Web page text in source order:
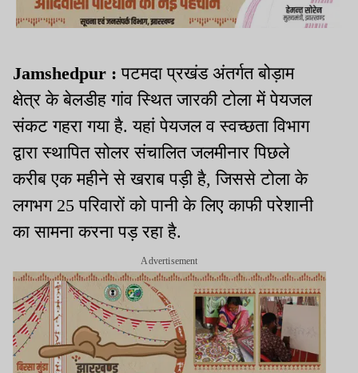
Jamshedpur : पटमदा प्रखंड अंतर्गत बोड़ाम
क्षेत्र के बेलडीह गांव स्थित जारकी टोला में पेयजल
संकट गहरा गया है. यहां पेयजल व स्वच्छता विभाग
द्वारा स्थापित सोलर संचालित जलमीनार पिछले
करीब एक महीने से खराब पड़ी है, जिससे टोला के
लगभग 25 परिवारों को पानी के लिए काफी परेशानी
का सामना करना पड़ रहा है.
Advertisement